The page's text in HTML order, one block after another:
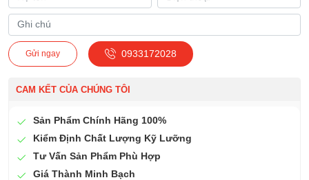
Gửi ngay 0933172028
CAM KẾT CỦA CHÚNG TÔI
Sản Phẩm Chính Hãng 100%
Kiểm Định Chất Lượng Kỹ Lưỡng
Tư Vấn Sản Phẩm Phù Hợp
Giá Thành Minh Bạch